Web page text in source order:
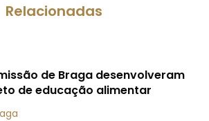
Relacionadas
de Braga desenvolveram
de educação alimentar